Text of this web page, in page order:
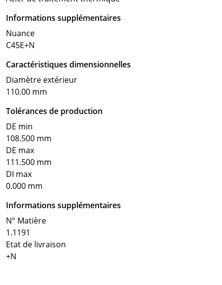
Informations supplémentaires
Nuance
C45E+N
Caractéristiques dimensionnelles
Diamètre extérieur
110.00 mm
Tolérances de production
DE min
108.500 mm
DE max
111.500 mm
DI max
0.000 mm
Informations supplémentaires
N° Matière
1.1191
Etat de livraison
+N